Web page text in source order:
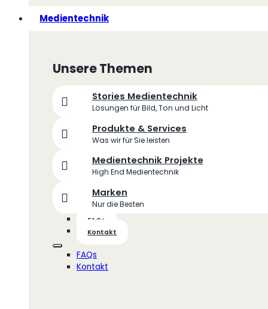
Medientechnik
Unsere Themen
Stories Medientechnik
Lösungen für Bild, Ton und Licht
Produkte & Services
Was wir für Sie leisten
Medientechnik Projekte
High End Medientechnik
Marken
Nur die Besten
FAQs
Kontakt
FAQs
Kontakt